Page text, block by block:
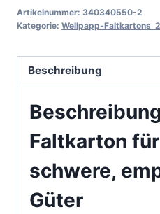
Menge
Artikelnummer: 340340550-2
Kategorie: Wellpapp-
Beschreibung
Beschreibung
Faltkarton
schwere,
Güter